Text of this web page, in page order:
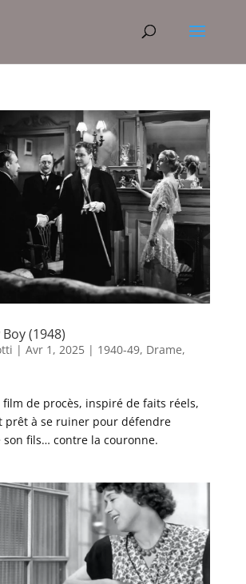
(1948)
| Avr 1, 2025| 1940-49, Drame,
de procès, inspiré de faits réels,
prêt à se ruiner pour défendre
son fils… contre la couronne.